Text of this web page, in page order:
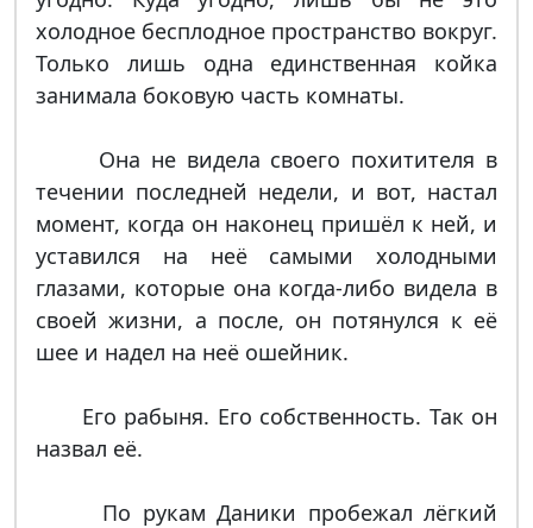
холодное бесплодное пространство вокруг.
Только лишь одна единственная койка
занимала боковую часть комнаты.
Она не видела своего похитителя в
течении последней недели, и вот, настал
момент, когда он наконец пришёл к ней, и
уставился на неё самыми холодными
глазами, которые она когда-либо видела в
своей жизни, а после, он потянулся к её
шее и надел на неё ошейник.
Его рабыня. Его собственность. Так он
назвал её.
По рукам Даники пробежал лёгкий